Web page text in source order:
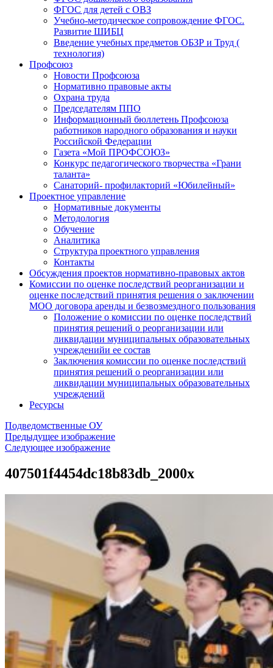
ФГОС для детей с ОВЗ
Учебно-методическое сопровождение ФГОС.
Развитие ШИБЦ
Введение учебных предметов ОБЗР и Труд (
технология)
Профсоюз
Новости Профсоюза
Нормативно правовые акты
Охрана труда
Председателям ППО
Информационный бюллетень Профсоюза
работников народного образования и науки
Российской Федерации
Газета «Мой ПРОФСОЮЗ»
Конкурс педагогического творчества «Грани
таланта»
Санаторий- профилакторий «Юбилейный»
Проектное управление
Нормативные документы
Методология
Обучение
Аналитика
Структура проектного управления
Контакты
Обсуждения проектов нормативно-правовых актов
Комиссии по оценке последствий реорганизации и
оценке последствий принятия решения о заключении
МОО договора аренды и безвозмездного пользования
Положение о комиссии по оценке последствий
принятия решений о реорганизации или
ликвидации муниципальных образовательных
учрежденийи ее состав
Заключения комиссии по оценке последствий
принятия решений о реорганизации или
ликвидации муниципальных образовательных
учреждений
Ресурсы
Подведомственные ОУ
Предыдущее изображение
Следующее изображение
407501f4454dc18b83db_2000x